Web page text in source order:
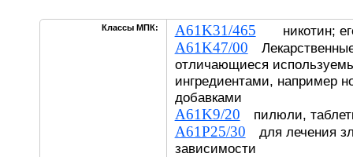
Классы МПК: A61K31/465 никотин;
A61K47/00
отличающиеся
ингредиентами, например
добавками
A61K9/20 пилюли,
A61P25/30 для лечения
зависимости